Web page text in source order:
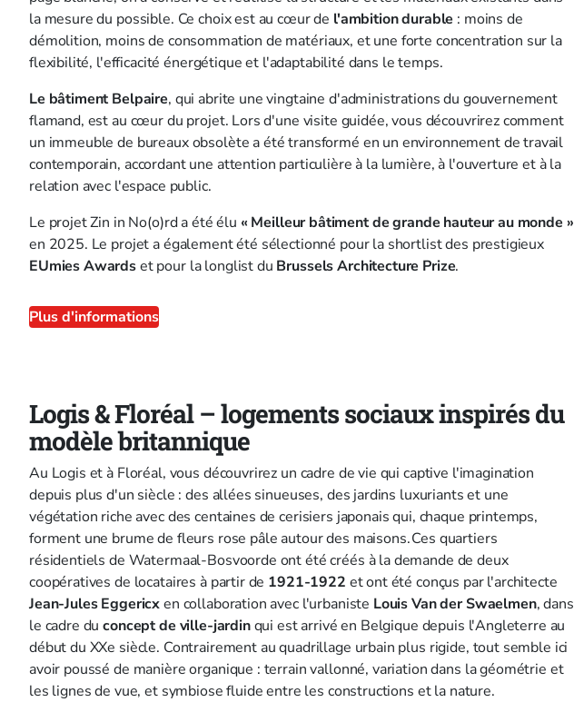
la mesure du possible. Ce choix est au cœur de l'ambition durable : moins de
démolition, moins de consommation de matériaux, et une forte concentration sur la
flexibilité, l'efficacité énergétique et l'adaptabilité dans le temps.
Le bâtiment Belpaire, qui abrite une vingtaine d'administrations du gouvernement
flamand, est au cœur du projet. Lors d'une visite guidée, vous découvrirez comment
un immeuble de bureaux obsolète a été transformé en un environnement de travail
contemporain, accordant une attention particulière à la lumière, à l'ouverture et à la
relation avec l'espace public.
Le projet Zin in No(o)rd a été élu « Meilleur bâtiment de grande hauteur au monde »
en 2025. Le projet a également été sélectionné pour la shortlist des prestigieux
EUmies Awardset pour la longlist du Brussels Architecture Prize.
Plus d'informations
Logis & Floréal – logements sociaux inspirés du
modèle britannique
Au Logis et à Floréal, vous découvrirez un cadre de vie qui captive l'imagination
depuis plus d'un siècle : des allées sinueuses, des jardins luxuriants et une
végétation riche avec des centaines de cerisiers japonais qui, chaque printemps,
forment une brume de fleurs rose pâle autour des maisons. Ces quartiers
résidentiels de Watermaal-Bosvoorde ont été créés à la demande de deux
coopératives de locataires à partir de 1921-1922 et ont été conçus par l'architecte
Jean-Jules Eggericxen collaboration avec l'urbaniste Louis Van der Swaelmen, dans
le cadre duconcept de ville-jardinqui est arrivé en Belgique depuis l'Angleterre au
début du XXe siècle. Contrairement au quadrillage urbain plus rigide, tout semble ici
avoir poussé de manière organique : terrain vallonné, variation dans la géométrie et
les lignes de vue, et symbiose fluide entre les constructions et la nature.